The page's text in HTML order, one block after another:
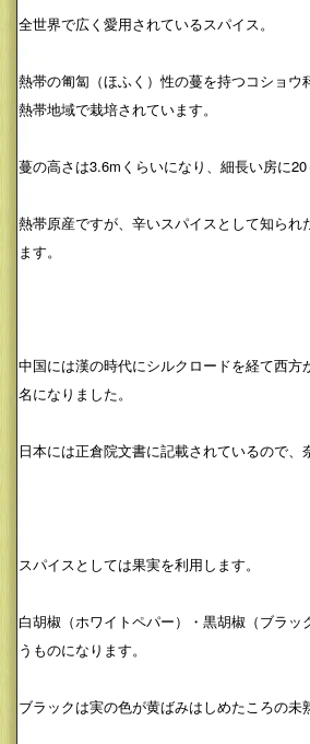
全世界で広く愛用されているスパイス。
熱帯の匍匐（ほふく）性の蔓を持つコショ
熱帯地域で栽培されています。
蔓の高さは3.6mくらいになり、細長い房に
熱帯原産ですが、辛いスパイスとして知ら
ます。
中国には漢の時代にシルクロードを経て西
名になりました。
日本には正倉院文書に記載されているので、
スパイスとしては果実を利用します。
白胡椒（ホワイトペパー）・黒胡椒（ブラ
うものになります。
ブラックは実の色が黄ばみはしめたころの